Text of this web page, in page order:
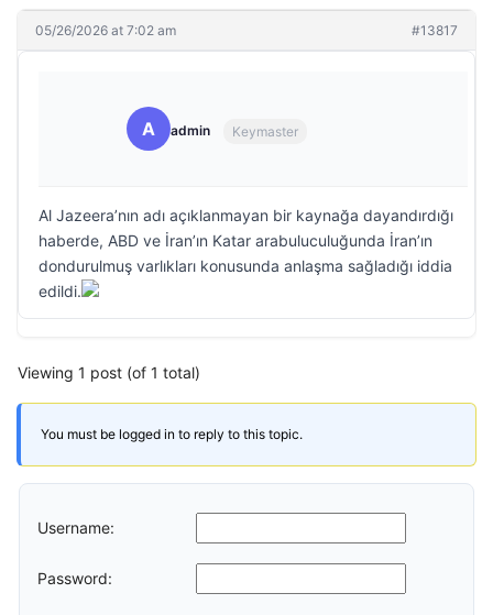
05/26/2026 at 7:02 am #13817
A admin Keymaster
Al Jazeera’nın adı açıklanmayan bir kaynağa dayandırdığı
haberde, ABD ve İran’ın Katar arabuluculuğunda İran’ın
dondurulmuş varlıkları konusunda anlaşma sağladığı iddia
edildi.
Viewing 1 post (of 1 total)
You must be logged in to reply to this topic.
Username:
Password: